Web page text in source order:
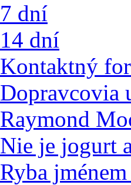
7 dní
14 dní
Kontaktný
Dopravcovia
Raymond
Nie je jogurt
Ryba